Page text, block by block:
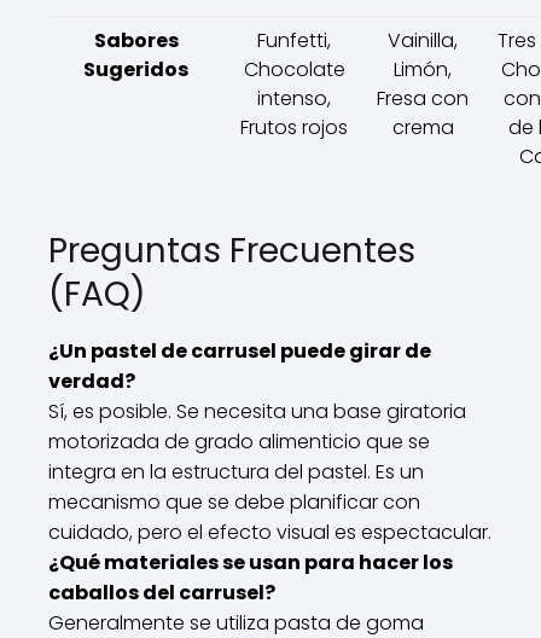
Sabores
Sugeridos
Funfetti,
Chocolate
intenso,
Frutos rojos
Vainilla,
Limón,
Fresa con
crema
de
Preguntas Frecuentes
(FAQ)
¿Un pastel de carrusel puede girar de
verdad?
Sí, es posible. Se necesita una base giratoria
motorizada de grado alimenticio que se
integra en la estructura del pastel. Es un
mecanismo que se debe planificar con
cuidado, pero el efecto visual es espectacular.
¿Qué materiales se usan para hacer los
caballos del carrusel?
Generalmente se utiliza pasta de goma